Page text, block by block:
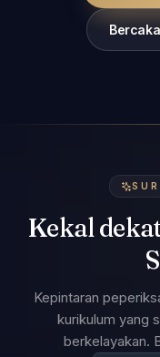
Kekal
Kepintaran
kurikulum yang
berkelayakan.